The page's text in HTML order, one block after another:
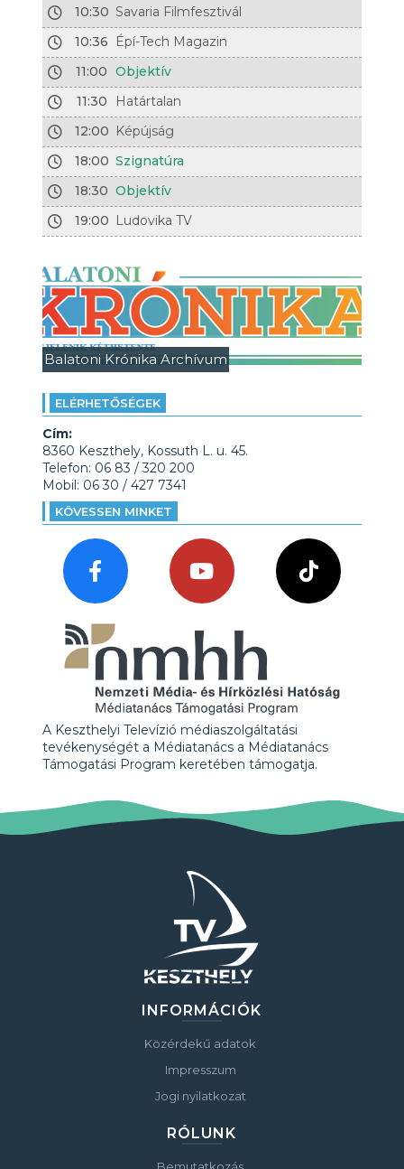
10:30 Savaria Filmfesztivál
10:36
Épí-Tech Magazin
11:00 Objektív
11:30
Határtalan
12:00 Képújság
18:00 Szignatúra
18:30 Objektív
19:00 Ludovika TV
Balatoni Krónika Archívum
ELÉRHETŐSÉGEK
Cím:
8360 Keszthely, Kossuth L. u. 45.
Telefon: 06 83 / 320 200
Mobil: 06 30 / 427 7341
KÖVESSEN MINKET
A Keszthelyi Televízió médiaszolgáltatási
tevékenységét a Médiatanács a Médiatanács
Támogatási Program keretében támogatja.
INFORMÁCIÓK
Közérdekű adatok
Impresszum
Jogi nyilatkozat
RÓLUNK